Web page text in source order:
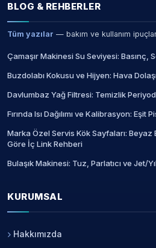
BLOG & REHBERLER
Tüm yazılar — bakım ve kullanım
Çamaşır Makinesi Su Seviyesi: Basınç,
Buzdolabı Kokusu ve Hijyen: Hava
Davlumbaz Yağ Filtresi: Temizlik
Fırında Isı Dağılımı ve Kalibrasyon:
Marka Özel Servis Kök Sayfaları: Beyaz
Göre İç Link Rehberi
Bulaşık Makinesi: Tuz, Parlatıcı ve Jet/
KURUMSAL
Hakkımızda